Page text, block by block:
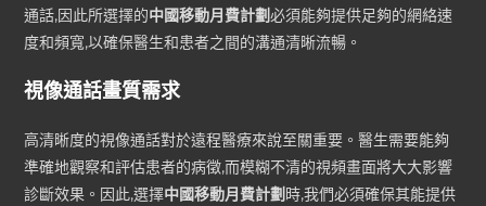
通話,因此所選擇的中國移動月費計劃必須能夠提供足夠的網絡速
度和頻寬,以確保醫生和患者之間的溝通清晰流暢。
視像通話畫質需求
高清晰度的視像通話對於遠程醫療來說至關重要。醫生需要能夠
準確地觀察和評估患者的病徵,而模糊不清的視頻畫面將大大影響
診斷效果。因此,選擇中國移動月費計劃 時,我們必須確保其能提供